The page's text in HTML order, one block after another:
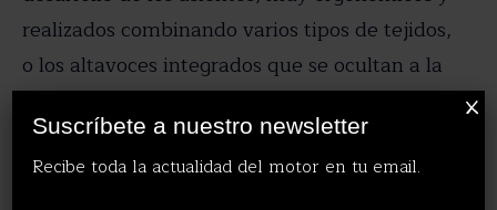
realizados combinando varios tipos de tejidos,
o los altavoces integrados que se ocultan a la
vista.
Suscríbete a nuestro newsletter
Recibe toda la actualidad del motor en tu email.
X